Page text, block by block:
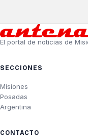
El portal de noticias de
SECCIONES
Misiones
Posadas
Argentina
CONTACTO